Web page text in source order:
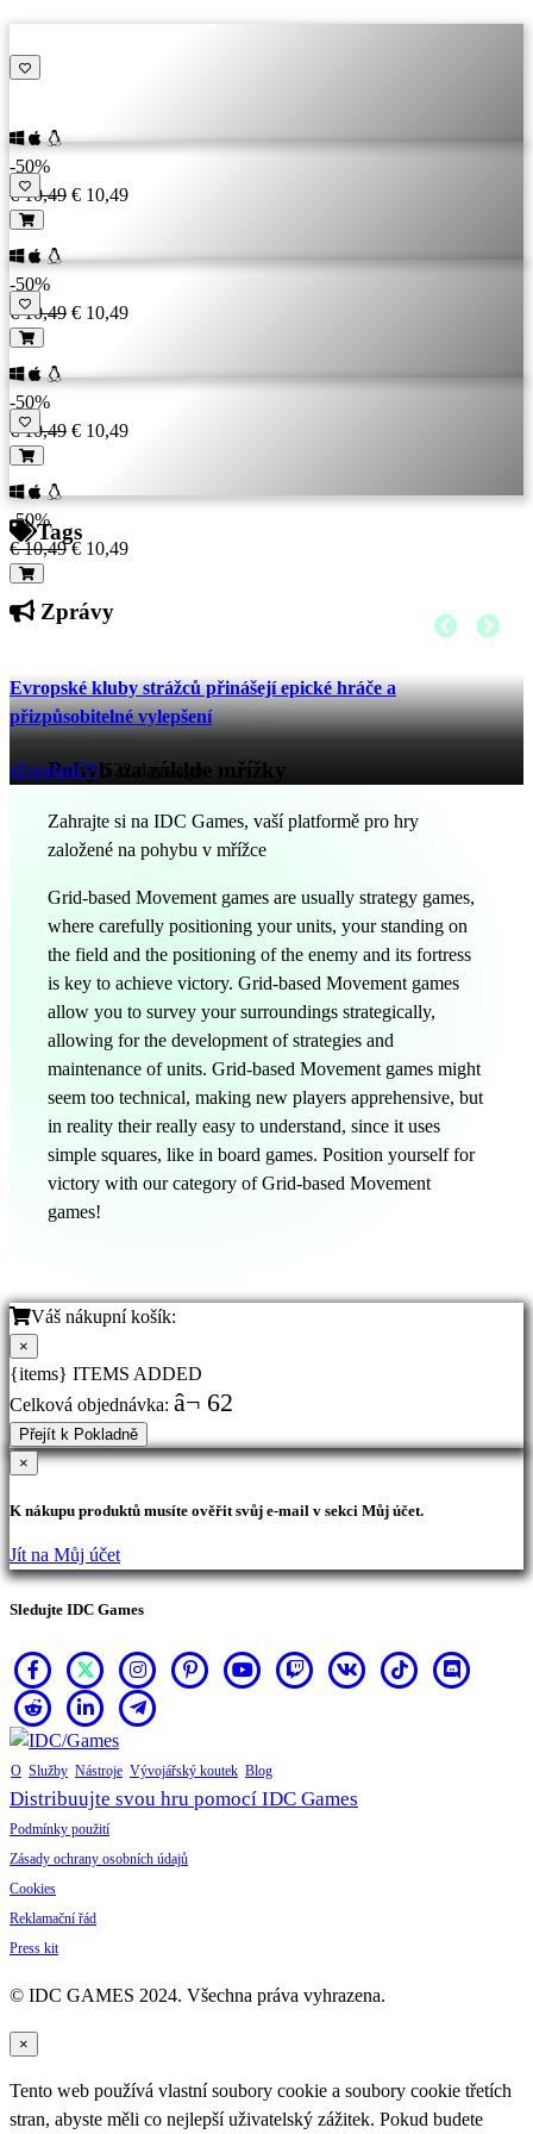
-50%
€ 10,49 € 10,49
-50%
€ 10,49 € 10,49
-50%
€ 10,49 € 10,49
-50%
€ 10,49 € 10,49
Tags
Zprávy
Evropské kluby strážců přinášejí epické hráče a
přizpůsobitelné vylepšení
eFootball™ 522 days ago
Pohyb na záklde mřížky
Zahrajte si na IDC Games, vaší platformě pro hry
založené na pohybu v mřížce
Grid-based Movement games are usually strategy games,
where carefully positioning your units, your standing on
the field and the positioning of the enemy and its fortress
is key to achieve victory. Grid-based Movement games
allow you to survey your surroundings strategically,
allowing for the development of strategies and
maintenance of units. Grid-based Movement games might
seem too technical, making new players apprehensive, but
in reality their really easy to understand, since it uses
simple squares, like in board games. Position yourself for
victory with our category of Grid-based Movement
games!
Váš nákupní košík:
×
{items} ITEMS ADDED
Celková objednávka: â¬ 62
Přejít k Pokladně
×
K nákupu produktů musíte ověřit svůj e-mail v sekci Můj účet.
Jít na Můj účet
Sledujte IDC Games
O Služby Nástroje Vývojářský koutek Blog
Distribuujte svou hru pomocí IDC Games
Podmínky použití
Zásady ochrany osobních údajů
Cookies
Reklamační řád
Press kit
© IDC GAMES 2024. Všechna práva vyhrazena.
×
Tento web používá vlastní soubory cookie a soubory cookie třetích
stran, abyste měli co nejlepší uživatelský zážitek. Pokud budete